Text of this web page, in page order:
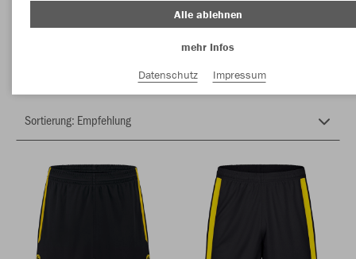
Alle ablehnen
mehr Infos
Datenschutz
Impressum